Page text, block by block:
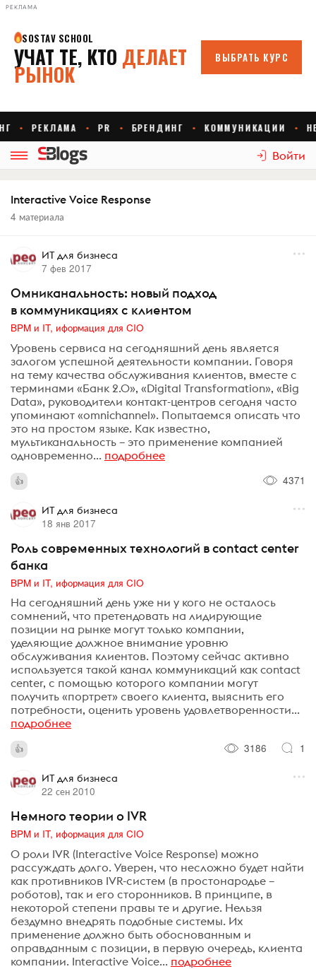
РЕКЛАМА
Войти
Interactive Voice Response
4 материала
ИТ для бизнеса
7 фев 2017
Омниканальность: новый подход
в коммуникациях с клиентом
BPM и IT, иформация для CIO
Уровень сервиса на сегодняшний день является
залогом успешной деятельности компании. Говоря
на тему качества обслуживания клиентов, вместе с
терминами «Банк 2.0», «Digital Transformation», «Big
Data», руководители контакт-центров сегодня часто
упоминают «omnichannel». Попытаемся описать что
это на простом языке. Как известно,
мультиканальность – это применение компанией
одновременно... подробнее
4371
ИТ для бизнеса
18 янв 2017
Роль современных технологий в contact center
банка
BPM и IT, иформация для CIO
На сегодняшний день уже ни у кого не осталось
сомнений, что претендовать на лидирующие
позиции на рынке могут только компании,
уделяющие должное внимание уровню
обслуживания клиентов. Поэтому сейчас активно
используется такой канал коммуникаций как contact
center, с помощью которого компании могут
получить «портрет» своего клиента, выяснить его
потребности, оценить уровень удовлетворенности...
подробнее
3186
1
ИТ для бизнеса
22 сен 2010
Немного теории о IVR
BPM и IT, иформация для CIO
О роли IVR (Interactive Voice Response) можно
рассуждать долго. Уверен, что несложно будет найти
как противников IVR-систем (в простонародье –
роботов), так и его сторонников. В принципе, в
некоторой степени правы те и другие. Нельзя
бездумно внедрять подобные системы. Их
применение должно быть обоснованным и
оправданным с позиции, в первую очередь, клиента
компании. Interactive Voice... подробнее